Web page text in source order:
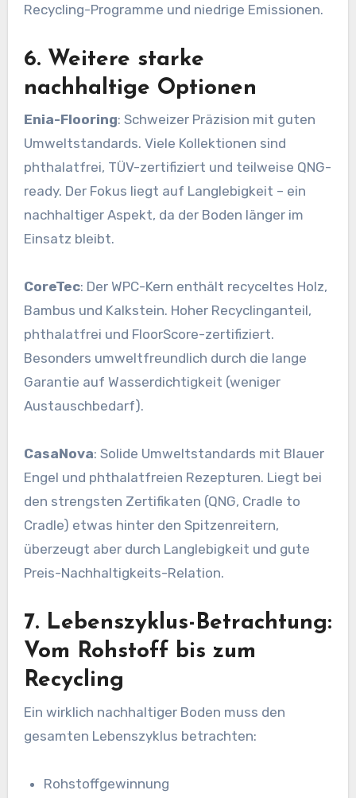
Recycling-Programme und niedrige Emissionen.
6. Weitere starke
nachhaltige Optionen
Enia-Flooring: Schweizer Präzision mit guten
Umweltstandards. Viele Kollektionen sind
phthalatfrei, TÜV-zertifiziert und teilweise QNG-
ready. Der Fokus liegt auf Langlebigkeit – ein
nachhaltiger Aspekt, da der Boden länger im
Einsatz bleibt.
CoreTec: Der WPC-Kern enthält recyceltes Holz,
Bambus und Kalkstein. Hoher Recyclinganteil,
phthalatfrei und FloorScore-zertifiziert.
Besonders umweltfreundlich durch die lange
Garantie auf Wasserdichtigkeit (weniger
Austauschbedarf).
CasaNova: Solide Umweltstandards mit Blauer
Engel und phthalatfreien Rezepturen. Liegt bei
den strengsten Zertifikaten (QNG, Cradle to
Cradle) etwas hinter den Spitzenreitern,
überzeugt aber durch Langlebigkeit und gute
Preis-Nachhaltigkeits-Relation.
7. Lebenszyklus-Betrachtung:
Vom Rohstoff bis zum
Recycling
Ein wirklich nachhaltiger Boden muss den
gesamten Lebenszyklus betrachten:
Rohstoffgewinnung